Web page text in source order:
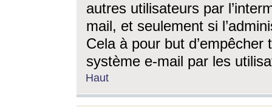
autres utilisateurs par
mail, et seulement si
Cela à pour but
système e-mail par les
Haut